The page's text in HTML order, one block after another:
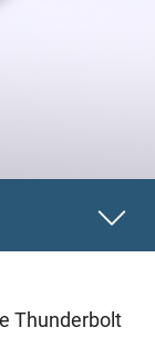
Thunderbolt